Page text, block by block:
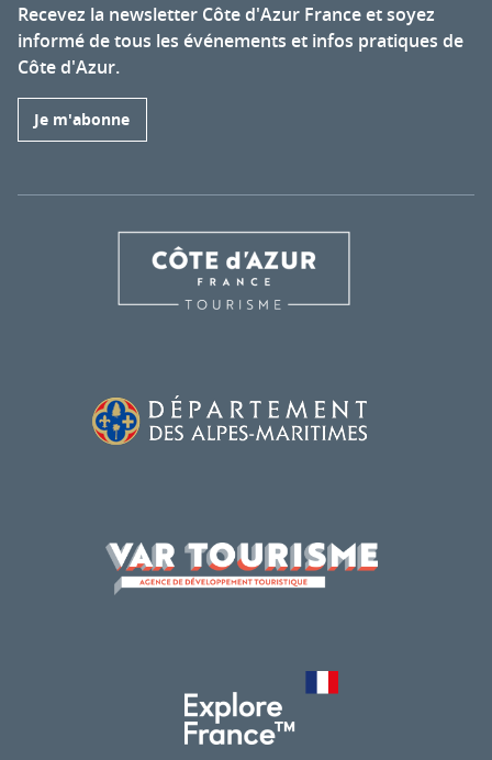
Recevez la newsletter Côte d'Azur France et soyez
informé de tous les événements et infos pratiques de
Côte d'Azur.
Je m'abonne